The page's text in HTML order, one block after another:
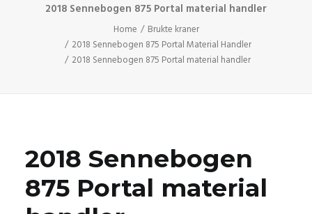
2018 Sennebogen 875 Portal material handler
Home
Brukte kraner
2018 Sennebogen 875 Portal Material Handler
2018 Sennebogen 875 Portal material handler
2018 Sennebogen
875 Portal material